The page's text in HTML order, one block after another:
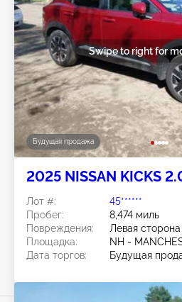
Будущая продажа
Swipe to right for
2025 NISSAN KICKS
Лот #:
45******
Пробег:
8,474 миль
Повреждения:
Левая сторона
Площадка:
NH -
Дата торгов:
Будущая